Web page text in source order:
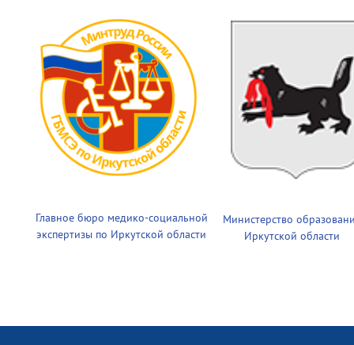
Главное бюро медико-социальной
экспертизы по Иркутской области
Министерство
Иркутской области